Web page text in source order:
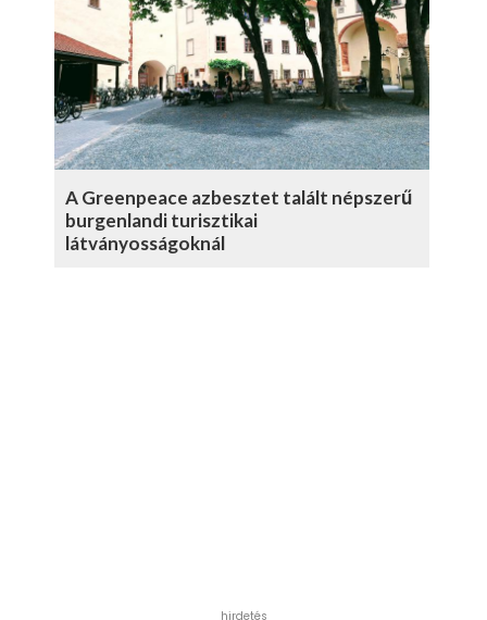
A Greenpeace azbesztet talált népszerű
burgenlandi turisztikai
látványosságoknál
hirdetés